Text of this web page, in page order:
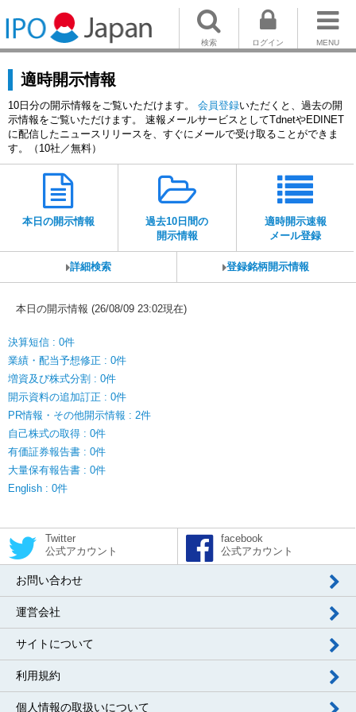
MENU
ログイン
検索
適時開示情報
10日分の開示情報をご覧いただけます。 会員登録いただくと、過去の開
示情報をご覧いただけます。 速報メールサービスとしてTdnetやEDINET
に配信したニュースリリースを、すぐにメールで受け取ることができま
す。（10社／無料）
本日の開示情報
過去10日間の
開示情報
適時開示速報
メール登録
詳細検索 登録銘柄開示情報
本日の開示情報 (26/08/09 23:02現在)
決算短信 : 0件
業績・配当予想修正 : 0件
増資及び株式分割 : 0件
開示資料の追加訂正 : 0件
PR情報・その他開示情報 : 2件
自己株式の取得 : 0件
有価証券報告書 : 0件
大量保有報告書 : 0件
English : 0件
Twitter
公式アカウント
facebook
公式アカウント
お問い合わせ
運営会社
サイトについて
利用規約
個人情報の取扱いについて